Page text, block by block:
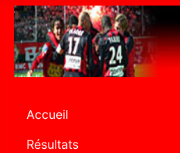
Accueil
Résultats